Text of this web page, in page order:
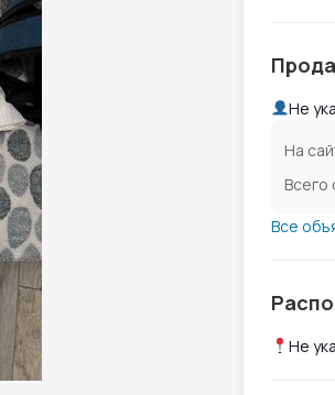
Не
На
Всего
Все
Не